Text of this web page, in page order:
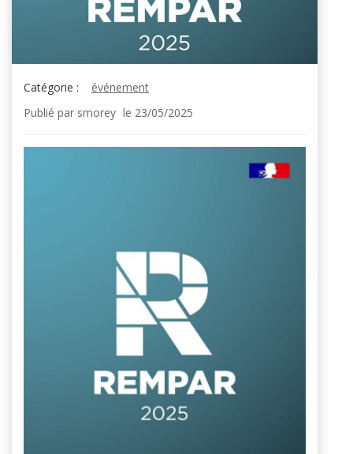
Catégorie :
événement
Publié par smorey le 23/05/2025